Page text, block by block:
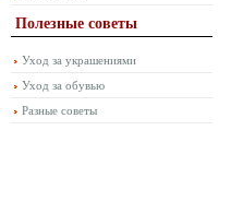
Полезные советы
Уход за украшениями
Уход за обувью
Разные советы